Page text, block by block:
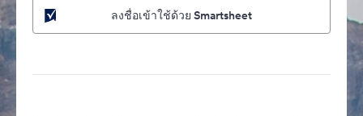
ลงชื่อเข้าใช้ด้วย Smartsheet